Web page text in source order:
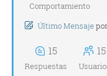
Comportamiento
Último Mensajepor
15
Respuestas
15